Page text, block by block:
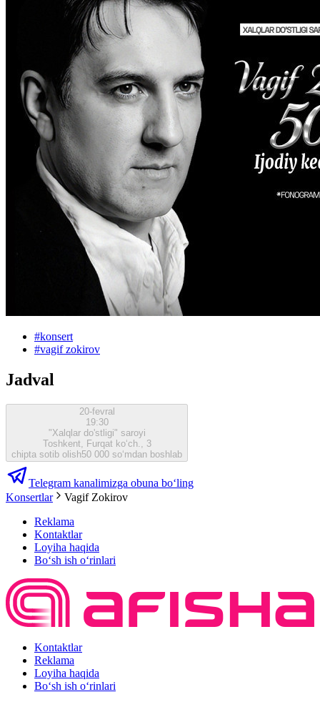
#konsert
#vagif zokirov
Jadval
20-fevral
19:30
"Xalqlar do'stligi" saroyi
Toshkent, Furqat ko‘ch., 3
chipta sotib olish50 000 so‘mdan boshlab
Telegram kanalimizga obuna bo‘ling
Konsertlar
Vagif Zokirov
Reklama
Kontaktlar
Loyiha haqida
Bo‘sh ish o‘rinlari
Kontaktlar
Reklama
Loyiha haqida
Bo‘sh ish o‘rinlari